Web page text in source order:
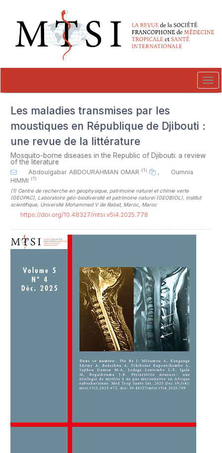
##plugins.themes.novelty.accessible_menu.main_navigation##
##plugins.themes.novelty.accessible_menu.main_content##
##plugins.themes.novelty.accessible_menu.sidebar##
Les maladies transmises par les
moustiques en République de Djibouti :
une revue de la littérature
Mosquito-borne diseases in the Republic of Djibouti: a review
of the literature
Abdoulgabar ABDOURAHMAN OMAR (1) ,
Oumnia
HIMMI (1)
(1) Centre de recherche en géophysique, patrimoine naturel et chimie verte
(GEOPAC), Laboratoire géo-biodiversité et patrimoine naturel (GEOBIOL), Institut
scientifique, Université Mohammed V de Rabat, Maroc, Maroc
https://doi.org/10.48327/mtsi.v5i4.2025.778